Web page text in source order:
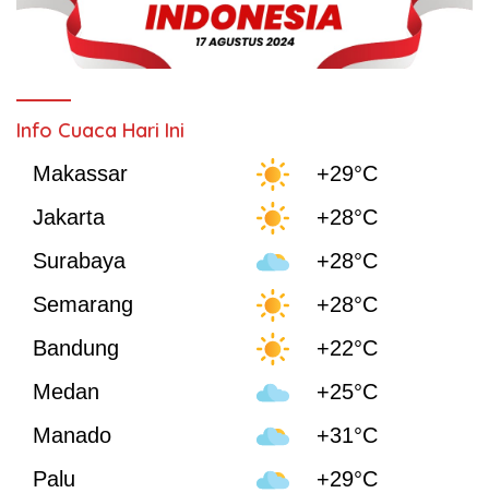
Info Cuaca Hari Ini
Makassar
+29°C
Jakarta
+28°C
Surabaya
+28°C
Semarang
+28°C
Bandung
+22°C
Medan
+25°C
Manado
+31°C
Palu
+29°C